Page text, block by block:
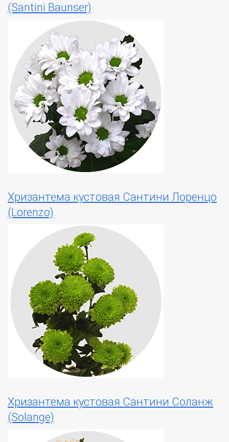
(Santini Bаunser)
Хризантема кустовая Сантини Лоренцо
(Lorenzo)
Хризантема кустовая Сантини Соланж
(Solange)